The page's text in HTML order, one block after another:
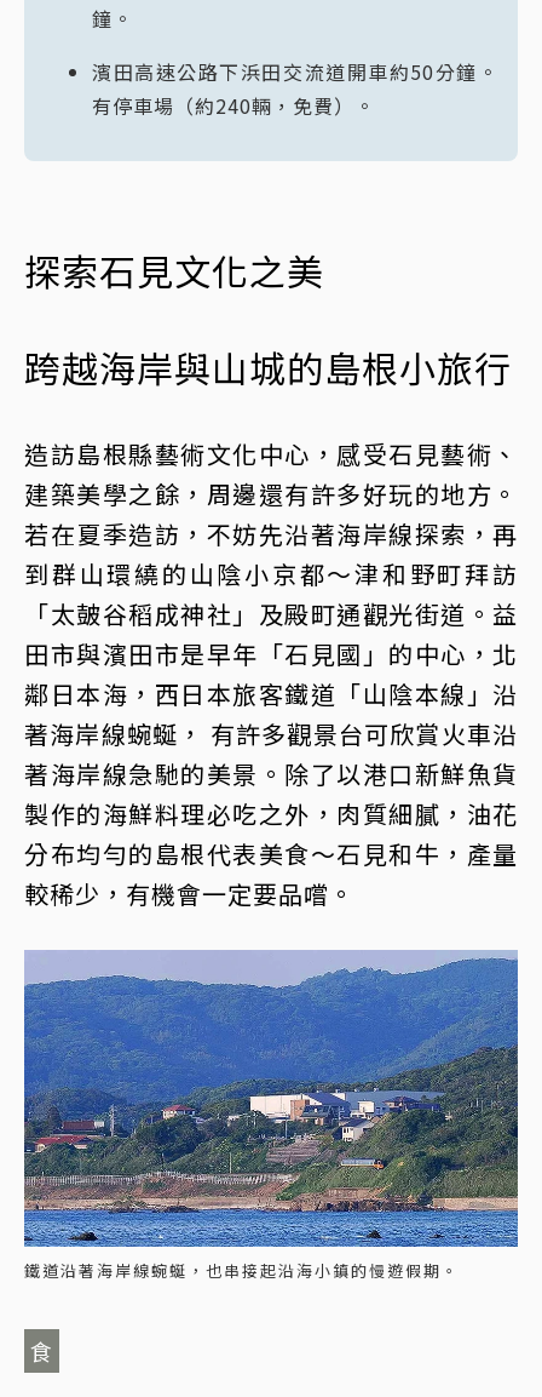
鐘。
濱田高速公路下浜田交流道開車約50分鐘。
有停車場（約240輛，免費）。
探索石見文化之美
跨越海岸與山城的島根小旅行
造訪島根縣藝術文化中心，感受石見藝術、
建築美學之餘，周邊還有許多好玩的地方。
若在夏季造訪，不妨先沿著海岸線探索，再
到群山環繞的山陰小京都～津和野町拜訪
「太皷谷稻成神社」及殿町通觀光街道。益
田市與濱田市是早年「石見國」的中心，北
鄰日本海，西日本旅客鐵道「山陰本線」沿
著海岸線蜿蜒， 有許多觀景台可欣賞火車沿
著海岸線急馳的美景。除了以港口新鮮魚貨
製作的海鮮料理必吃之外，肉質細膩，油花
分布均勻的島根代表美食～石見和牛，產量
較稀少，有機會一定要品嚐。
鐵道沿著海岸線蜿蜒，也串接起沿海小鎮的慢遊假期。
食